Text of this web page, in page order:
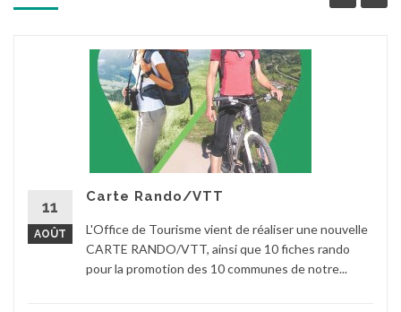
11
AOÛT
Carte Rando/VTT
L'Office de Tourisme vient de réaliser une nouvelle
CARTE RANDO/VTT, ainsi que 10 fiches rando
pour la promotion des 10 communes de notre...